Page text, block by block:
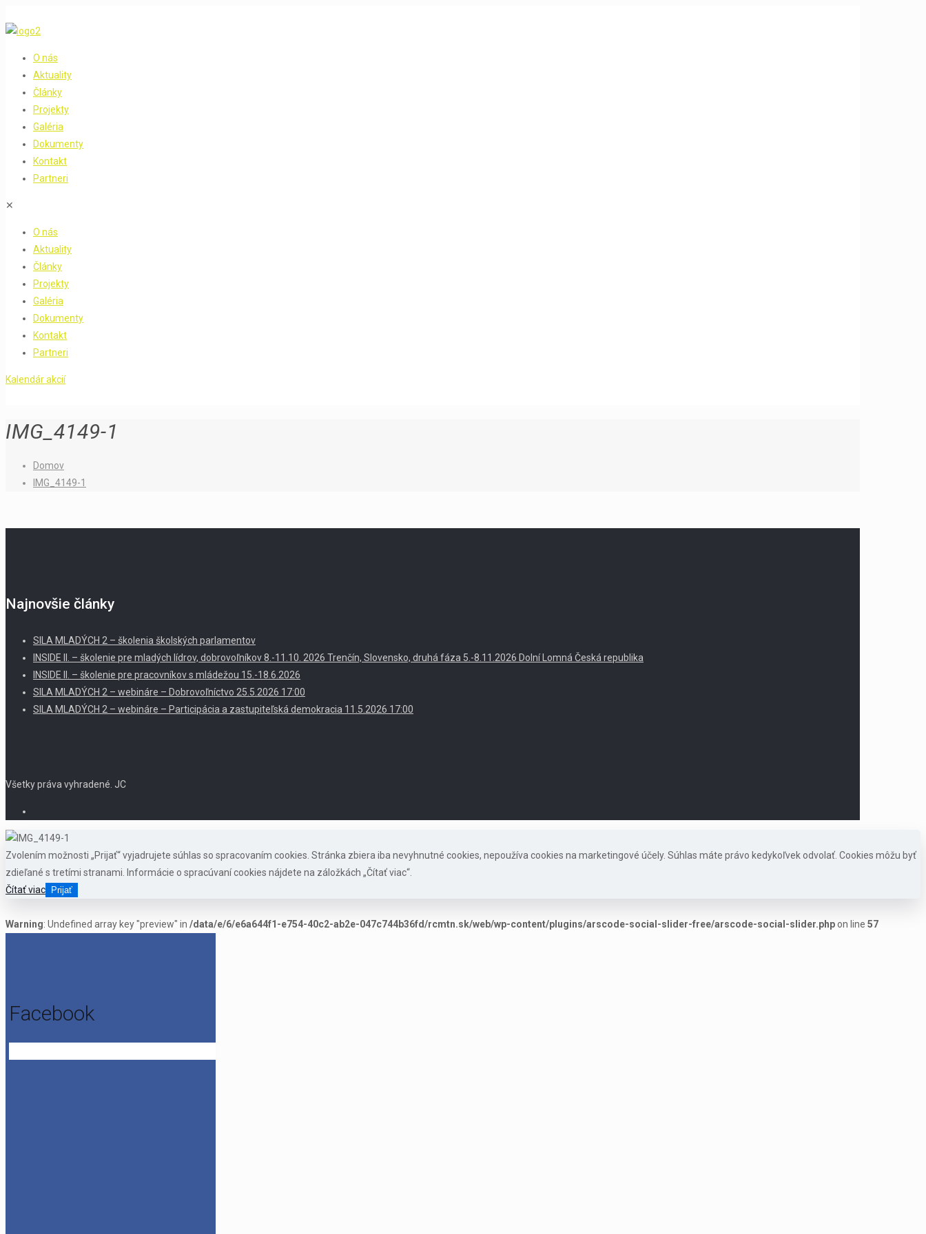
O nás
Aktuality
Články
Projekty
Galéria
Dokumenty
Kontakt
Partneri
✕
O nás
Aktuality
Články
Projekty
Galéria
Dokumenty
Kontakt
Partneri
Kalendár akcií
IMG_4149-1
Domov
IMG_4149-1
Najnovšie články
SILA MLADÝCH 2 – školenia školských parlamentov
INSIDE II. – školenie pre mladých lídrov, dobrovoľníkov 8.-11.10. 2026 Trenčín, Slovensko, druhá fáza 5.-8.11.2026 Dolní Lomná Česká republika
INSIDE II. – školenie pre pracovníkov s mládežou 15.-18.6.2026
SILA MLADÝCH 2 – webináre – Dobrovoľníctvo 25.5.2026 17:00
SILA MLADÝCH 2 – webináre – Participácia a zastupiteľská demokracia 11.5.2026 17:00
Všetky práva vyhradené. JC
Zvolením možnosti „Prijať“ vyjadrujete súhlas so spracovaním cookies. Stránka zbiera iba nevyhnutné cookies, nepoužíva cookies na marketingové účely. Súhlas máte právo kedykoľvek odvolať. Cookies môžu byť
zdieľané s tretími stranami. Informácie o spracúvaní cookies nájdete na záložkách „Čítať viac“.
Čítať viac
Prijať
Warning: Undefined array key "preview" in /data/e/6/e6a644f1-e754-40c2-ab2e-047c744b36fd/rcmtn.sk/web/wp-content/plugins/arscode-social-slider-free/arscode-social-slider.phpon line 57
Facebook